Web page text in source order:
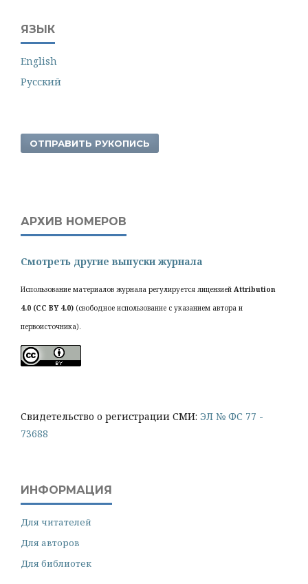
ЯЗЫК
English
Русский
ОТПРАВИТЬ РУКОПИСЬ
АРХИВ НОМЕРОВ
Смотреть другие выпуски журнала
Использование материалов журнала регулируется лицензией Attribution
4.0 (CC BY 4.0) (свободное использование с указанием автора и
первоисточника).
Cвидетельство о регистрации СМИ: ЭЛ № ФС 77 -
73688
ИНФОРМАЦИЯ
Для читателей
Для авторов
Для библиотек